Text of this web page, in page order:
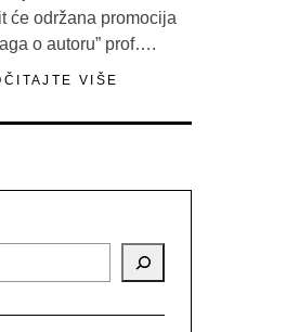
će održana promocija
o autoru” prof….
VIŠE